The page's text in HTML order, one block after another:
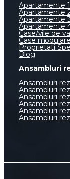
Apartamente
Apartamente
Apartamente
Apartamente
Case/vile de
Case modulare
Proprietati
Blog
Ansambluri
Ansambluri
Ansambluri
Ansambluri
Ansambluri
Ansambluri
Ansambluri